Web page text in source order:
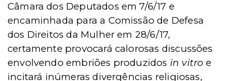
Câmara dos Deputados em 7/6/17 e
encaminhada para a Comissão de Defesa
dos Direitos da Mulher em 28/6/17,
certamente provocará calorosas discussões
envolvendo embriões produzidos in vitro e
incitará inúmeras divergências religiosas,